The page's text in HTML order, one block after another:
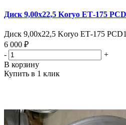
Диск 9,00х22,5 Koryo ЕТ-175
Диск 9,00х22,5 Koryo ЕТ-175
6 000 ₽
-
+
В корзину
Купить в 1 клик